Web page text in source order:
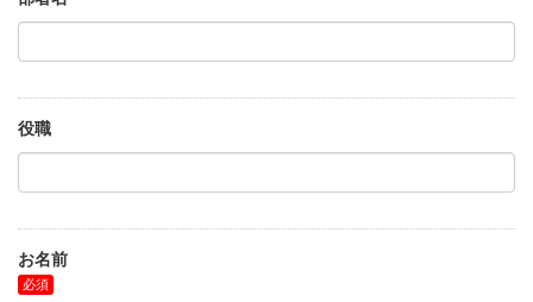
役職
お名前